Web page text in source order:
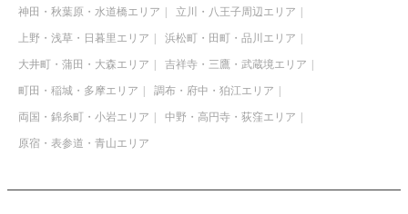
神田・秋葉原・水道橋エリア 立川・八王子周辺エリア
上野・浅草・日暮里エリア 浜松町・田町・品川エリア
大井町・蒲田・大森エリア 吉祥寺・三鷹・武蔵境エリア
町田・稲城・多摩エリア 調布・府中・狛江エリア
両国・錦糸町・小岩エリア 中野・高円寺・荻窪エリア
原宿・表参道・青山エリア